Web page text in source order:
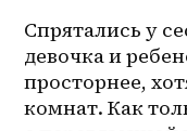
Спрятались у
девочка и
просторнее,
комнат. Как